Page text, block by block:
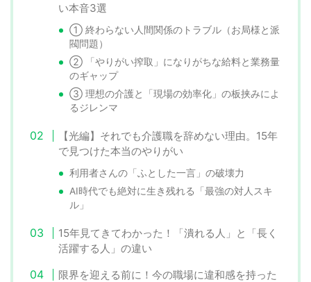
い本音3選
① 終わらない人間関係のトラブル（お局様と派
閥問題）
② 「やりがい搾取」になりがちな給料と業務量
のギャップ
③ 理想の介護と「現場の効率化」の板挟みによ
るジレンマ
【光編】それでも介護職を辞めない理由。15年
で見つけた本当のやりがい
利用者さんの「ふとした一言」の破壊力
AI時代でも絶対に生き残れる「最強の対人スキ
ル」
15年見てきてわかった！「潰れる人」と「長く
活躍する人」の違い
限界を迎える前に！今の職場に違和感を持った